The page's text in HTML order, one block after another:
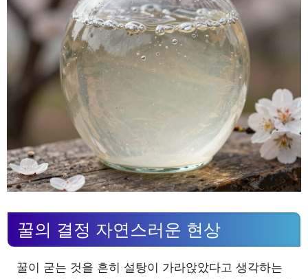
꿀의 결정 자연스러운 현상
꿀이 굳는 것을 흔히 설탕이 가라앉았다고 생각하는